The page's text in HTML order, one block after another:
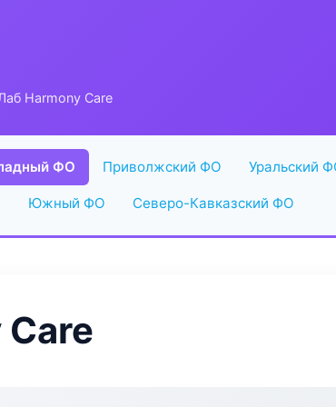
Harmony Care
ФО Приволжский ФО Уральский
Южный ФО Северо-Кавказский ФО